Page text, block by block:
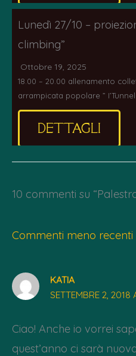
Lunedì 27/10 –
climbing”
Ottobre 19, 2025
18.00 – 20.00 allenamento
arrampicata popolare ” I’Tunnel
DETTAGLI
10 commenti su
Commenti
recenti
Commenti meno recenti
KATIA
SETTEMBRE 2, 2018
Ciao! Anche io vorrei
quest’anno ci sarà